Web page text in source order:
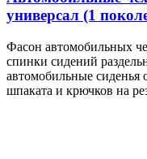
универсал (1
Фасон автомобильных
спинки сидений
автомобильные сиденья
шпаката и крючков на